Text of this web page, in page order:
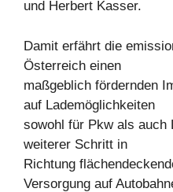
und Herbert Kasser.
Damit erfährt die
Österreich einen
maßgeblich fördernden
auf Lademöglichkeiten
sowohl für Pkw als auch
weiterer Schritt in
Richtung
Versorgung auf